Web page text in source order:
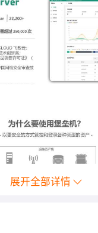
展开全部详情